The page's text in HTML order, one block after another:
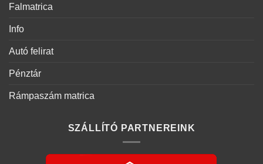
Falmatrica
Info
Autó felirat
Pénztár
Rámpaszám matrica
SZÁLLÍTÓ PARTNEREINK